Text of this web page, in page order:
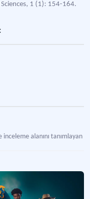
1 (1): 154-164.
alanını tanımlayan